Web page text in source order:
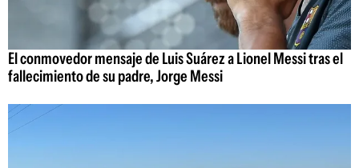
El conmovedor mensaje de Luis Suárez a Lionel Messi tras el
fallecimiento de su padre, Jorge Messi